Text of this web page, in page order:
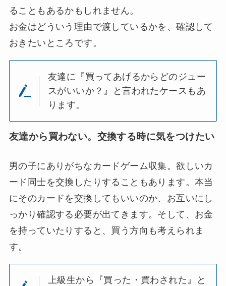
ることもあるかもしれません。
お金はどういう理由で渡しているかを、確認して
おきたいところです。
友達に『買ってあげるからどのジュー
スがいいか？』と言われたケースもあ
ります。
友達から買わない。交換する時に気をつけたい
男の子にありがちなカードゲーム収集。欲しいカ
ード同士を交換したりすることもあります。本当
にそのカードを交換してもいいのか、お互いにし
っかり確認する必要が出てきます。そして、お金
を持っていたりすると、買う方向も考えられま
す。
上級生から『買った・買わされた』と